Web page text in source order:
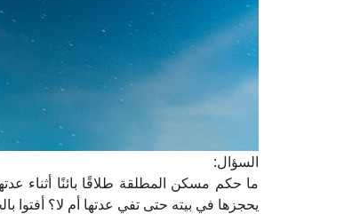
السؤال:
ما حكم مسكن المطلقة طلاقًا بائنًا أثناء
يحجزها في بيته حتى تفي عدتها أم لا؟ أفتوا